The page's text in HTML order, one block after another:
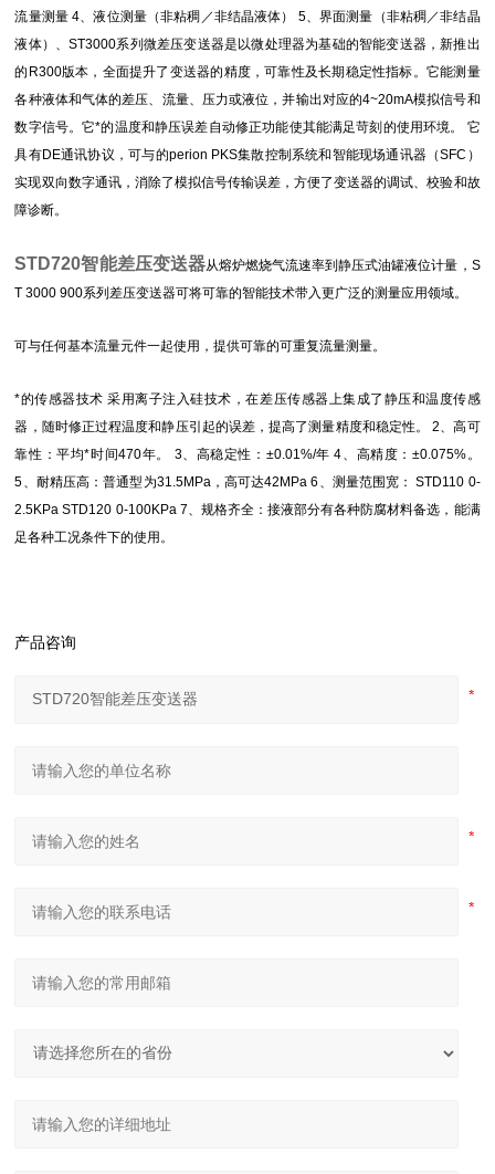
流量测量 4、液位测量（非粘稠／非结晶液体） 5、界面测量（非粘稠／非结晶
液体） 、ST3000系列微差压变送器是以微处理器为基础的智能变送器，新推出
的R300版本，全面提升了变送器的精度，可靠性及长期稳定性指标。它能测量
各种液体和气体的差压、流量、压力或液位，并输出对应的4~20mA模拟信号和
数字信号。它*的温度和静压误差自动修正功能使其能满足苛刻的使用环境。 它
具有DE通讯协议，可与的perion PKS集散控制系统和智能现场通讯器（SFC）
实现双向数字通讯，消除了模拟信号传输误差，方便了变送器的调试、校验和故
障诊断。
STD720智能差压变送器从熔炉燃烧气流速率到静压式油罐液位计量，S
T 3000 900系列差压变送器可将可靠的智能技术带入更广泛的测量应用领域。
可与任何基本流量元件一起使用，提供可靠的可重复流量测量。
*的传感器技术 采用离子注入硅技术，在差压传感器上集成了静压和温度传感
器，随时修正过程温度和静压引起的误差，提高了测量精度和稳定性。 2、高可
靠性：平均*时间470年。 3、高稳定性：±0.01%/年 4、高精度：±0.075%。
5、耐精压高：普通型为31.5MPa，高可达42MPa 6、测量范围宽： STD110 0-
2.5KPa STD120 0-100KPa 7、规格齐全：接液部分有各种防腐材料备选，能满
足各种工况条件下的使用。
产品咨询